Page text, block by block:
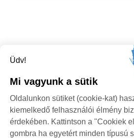
Üdv!
Mi vagyunk a sütik
Oldalunkon sütiket (cookie-kat)
kiemelkedő felhasználói élmény
érdekében. Kattintson a "Cookiek
gombra ha egyetért minden típusú